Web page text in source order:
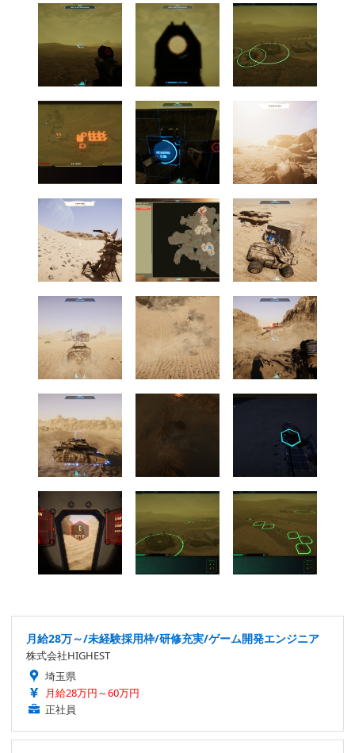
月給28万～/未経験採用枠/研修充実/ゲーム開発エンジニア
株式会社HIGHEST
埼玉県
月給28万円～60万円
正社員